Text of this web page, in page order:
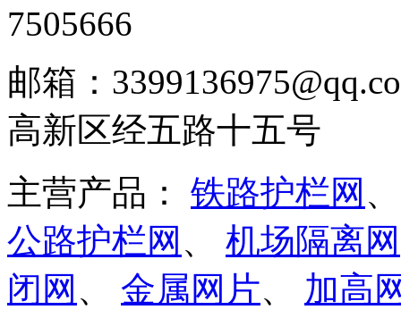
7505666
邮箱：
高新区经五路十五号
主营产品： 铁路护栏网
公路护栏网 、 机场隔离网
闭网 、 金属网片、 加高